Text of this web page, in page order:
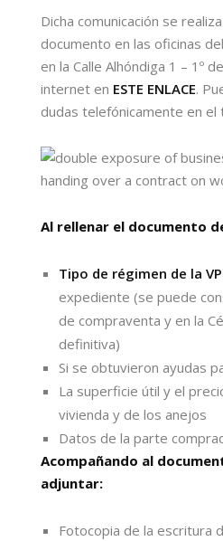
Dicha comunicación se
documento en las oficinas
en la Calle Alhóndiga 1 – 1º
internet en ESTE ENLACE.
dudas telefónicamente en
Al rellenar el documento
Tipo de régimen de la
expediente (se puede
de compraventa y en la
definitiva)
Si se obtuvieron ayudas
La superficie útil y el
vivienda y de los anejos
Datos de la parte
Acompañando al
adjuntar:
Fotocopia de la escritura